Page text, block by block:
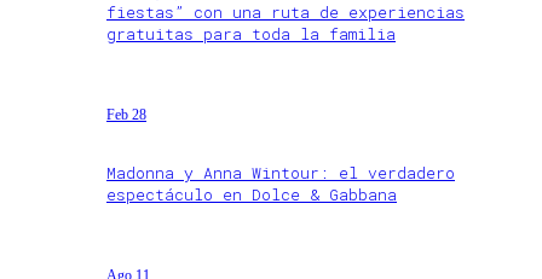
fiestas” con una ruta de experiencias
gratuitas para toda la familia
Feb 28
Madonna y Anna Wintour: el verdadero
espectáculo en Dolce & Gabbana
Ago 11